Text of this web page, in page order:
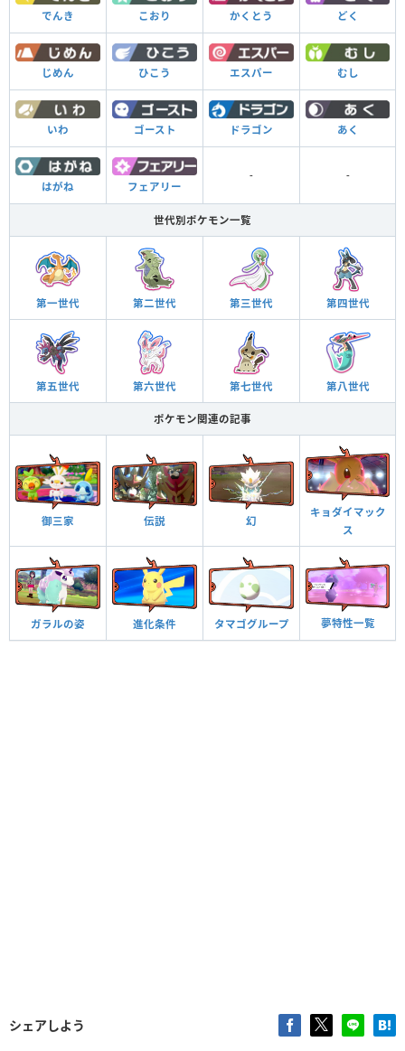
でんき こおり かくとう どく
じめん ひこう エスパー むし
いわ ゴースト ドラゴン あく
はがね フェアリー
- -
世代別ポケモン一覧
第一世代 第二世代 第三世代 第四世代
第五世代 第六世代 第七世代 第八世代
ポケモン関連の記事
御三家 伝説 幻
キョダイマック
ス
ガラルの姿 進化条件 タマゴグループ 夢特性一覧
シェアしよう